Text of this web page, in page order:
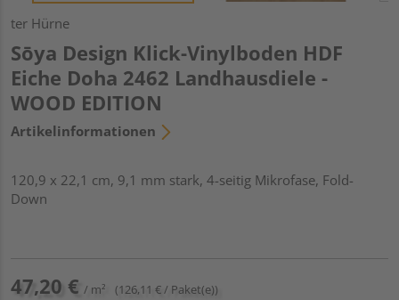
ter Hürne
Sōya Design Klick-Vinylboden HDF
Eiche Doha 2462 Landhausdiele -
WOOD EDITION
Artikelinformationen
120,9 x 22,1 cm, 9,1 mm stark, 4-seitig Mikrofase, Fold-
Down
47,20 € / m² (126,11 € / Paket(e))